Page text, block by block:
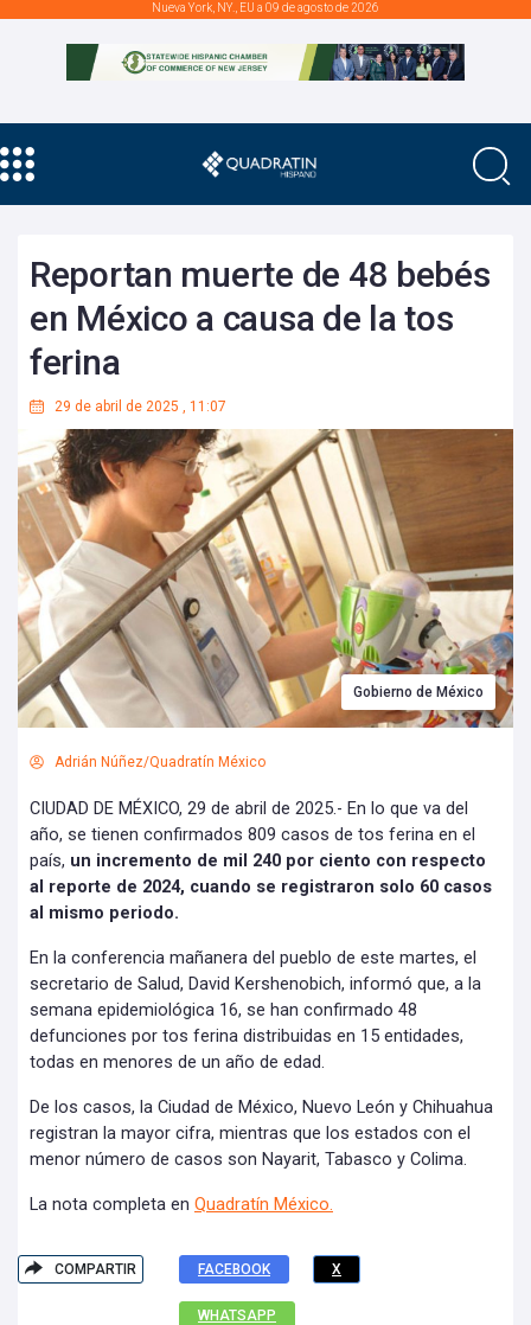
Nueva York, NY., EU a 09 de agosto de 2026
Reportan muerte de 48 bebés
en México a causa de la tos
ferina
29 de abril de 2025 , 11:07
Gobierno de México
Adrián Núñez/Quadratín México
CIUDAD DE MÉXICO, 29 de abril de 2025.- En lo que va del
año, se tienen confirmados 809 casos de tos ferina en el
país, un incremento de mil 240 por ciento con respecto
al reporte de 2024, cuando se registraron solo 60 casos
al mismo periodo.
En la conferencia mañanera del pueblo de este martes, el
secretario de Salud, David Kershenobich, informó que, a la
semana epidemiológica 16, se han confirmado 48
defunciones por tos ferina distribuidas en 15 entidades,
todas en menores de un año de edad.
De los casos, la Ciudad de México, Nuevo León y Chihuahua
registran la mayor cifra, mientras que los estados con el
menor número de casos son Nayarit, Tabasco y Colima.
La nota completa en Quadratín México.
COMPARTIR FACEBOOK X
WHATSAPP